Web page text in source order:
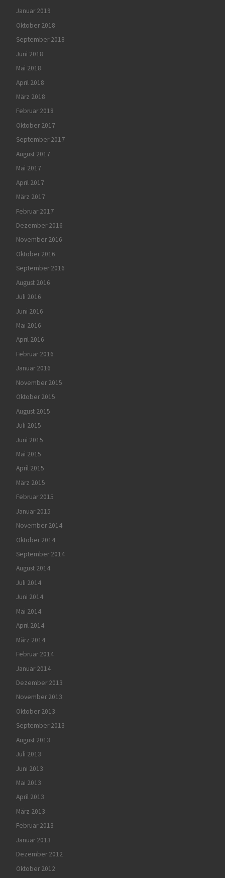
Januar 2019
Oktober 2018
September 2018
Juni 2018
Mai 2018
April 2018
März 2018
Februar 2018
Oktober 2017
September 2017
August 2017
Mai 2017
April 2017
März 2017
Februar 2017
Dezember 2016
November 2016
Oktober 2016
September 2016
August 2016
Juli 2016
Juni 2016
Mai 2016
April 2016
Februar 2016
Januar 2016
November 2015
Oktober 2015
August 2015
Juli 2015
Juni 2015
Mai 2015
April 2015
März 2015
Februar 2015
Januar 2015
November 2014
Oktober 2014
September 2014
August 2014
Juli 2014
Juni 2014
Mai 2014
April 2014
März 2014
Februar 2014
Januar 2014
Dezember 2013
November 2013
Oktober 2013
September 2013
August 2013
Juli 2013
Juni 2013
Mai 2013
April 2013
März 2013
Februar 2013
Januar 2013
Dezember 2012
Oktober 2012